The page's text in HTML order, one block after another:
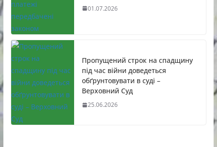
01.07.2026
Пропущений строк на спадщину
під час війни доведеться
обґрунтовувати в суді –
Верховний Суд
25.06.2026